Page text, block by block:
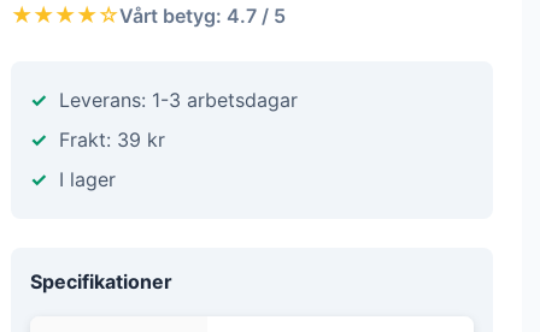
★★★★☆Vårt betyg: 4.7 / 5
Leverans: 1-3 arbetsdagar
Frakt: 39 kr
I lager
Specifikationer